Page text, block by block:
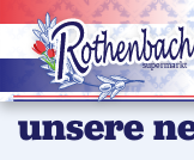
Möchten
unsere